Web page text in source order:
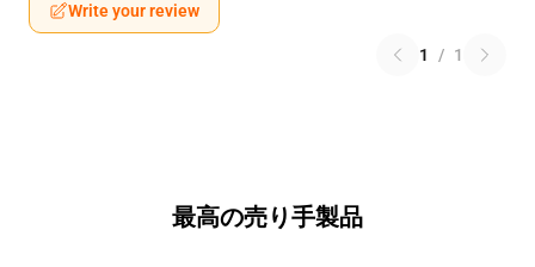
Write your review
1 / 1
最高の売り手製品